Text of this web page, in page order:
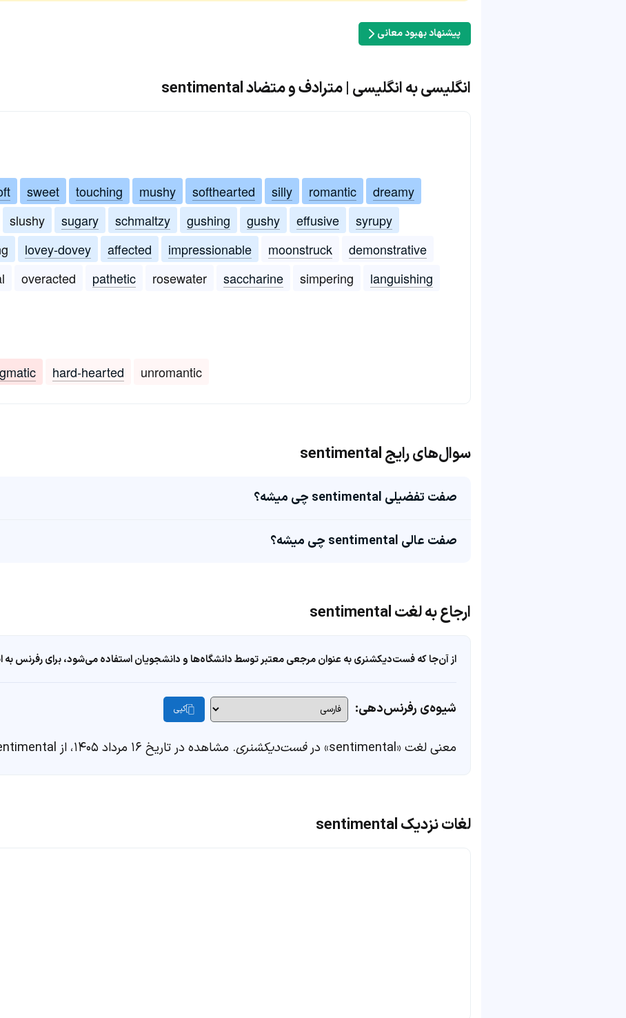
پیشنهاد بهبود معانی
انگلیسی به انگلیسی | مترادف و متضاد sentimental
sweet touching mushy softhearted silly romantic
dreamy
slushy sugary schmaltzy gushing gushy effusive
syrupy
lovey-dovey affected impressionable moonstruck
demonstrative
overacted pathetic rosewater saccharine simpering
languishing
hard-hearted unromantic
سوال‌های رایج sentimental
صفت تفضیلی sentimental چی میشه؟
صفت عالی sentimental چی میشه؟
ارجاع به لغت sentimental
از آن‌جا که فست‌دیکشنری به عنوان مرجعی معتبر توسط دانشگاه‌ها و دانشجویان استفاده می‌شود، برای رفرنس به
شیوه‌ی رفرنس‌دهی: کپی
معنی لغت «sentimental» در فست‌دیکشنری. مشاهده در تاریخ ۱۶ مرداد ۱۴۰۵، از https://fastdic.com/word/sentimental
لغات نزدیک sentimental